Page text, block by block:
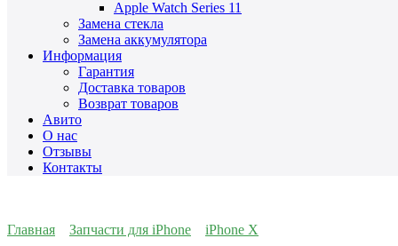
Apple Watch Series 11
Замена стекла
Замена аккумулятора
Информация
Гарантия
Доставка товаров
Возврат товаров
Авито
О нас
Отзывы
Контакты
Главная Запчасти для iPhone iPhone X